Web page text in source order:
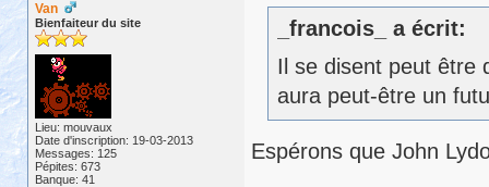
Van
Bienfaiteur du site
Lieu: mouvaux
Date d'inscription: 19-03-2013
Messages: 125
Pépites: 673
Banque: 41
_francois_ a écrit:
Il se disent peut être
aura peut-être un
Espérons que John